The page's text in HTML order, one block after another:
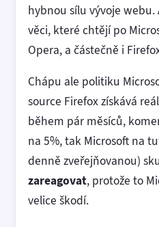
hybnou sílu vývoje webu.
věci, které chtějí po
Opera, a částečně i
Chápu ale politiku
source Firefox získává
během pár měsíců,
na 5%, tak Microsoft na
denně zveřejňovanou)
zareagovat, protože to
velice škodí.